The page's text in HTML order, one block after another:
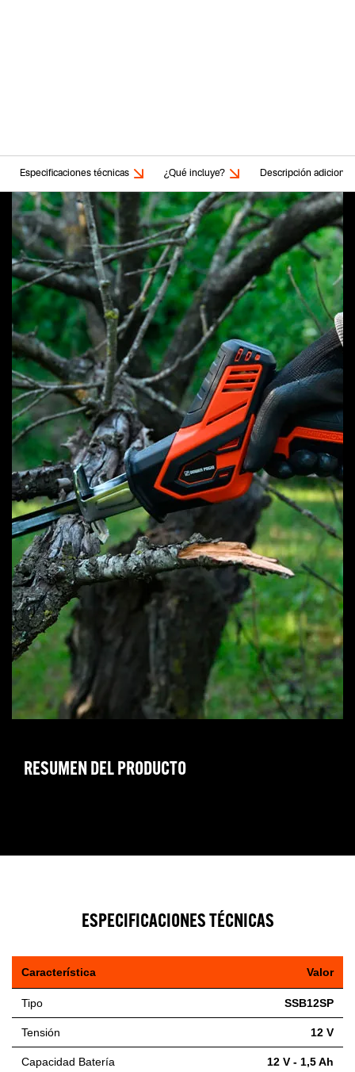
Especificaciones técnicas ¿Qué incluye? Descripción adicional
RESUMEN DEL PRODUCTO
ESPECIFICACIONES TÉCNICAS
Característica Valor
Tipo SSB12SP
Tensión 12 V
Capacidad Batería 12 V - 1,5 Ah